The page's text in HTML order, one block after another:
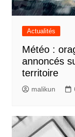
Actualités
Météo :
annoncés
territoire
malikun